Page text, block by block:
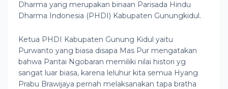
Dharma yang merupakan binaan Parisada Hindu
Dharma Indonesia (PHDI) Kabupaten Gunungkidul.
Ketua PHDI Kabupaten Gunung Kidul yaitu
Purwanto yang biasa disapa Mas Pur mengatakan
bahwa Pantai Ngobaran memiliki nilai histori yg
sangat luar biasa, karena leluhur kita semua Hyang
Prabu Brawijaya pernah melaksanakan tapa bratha